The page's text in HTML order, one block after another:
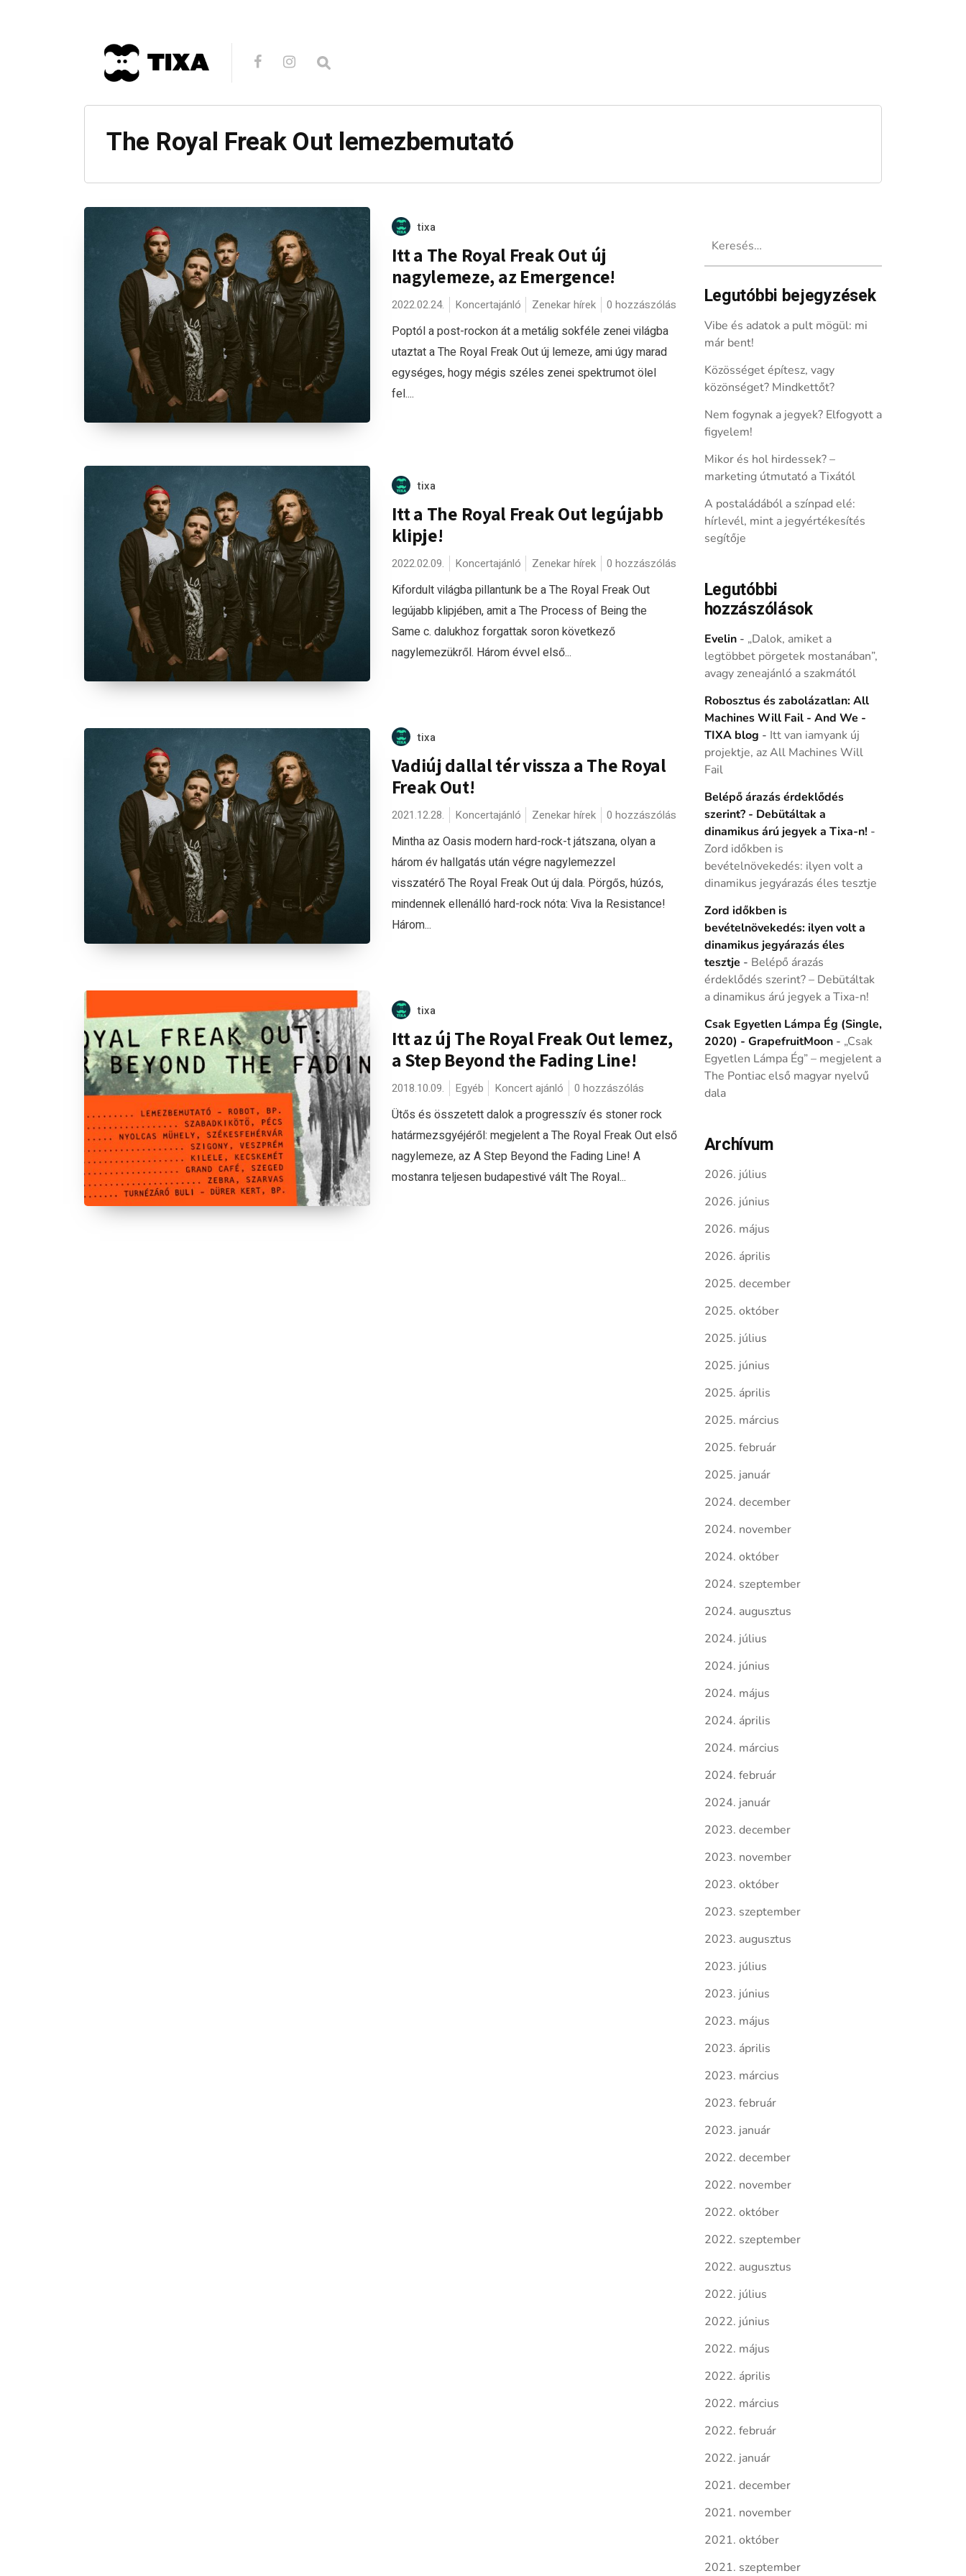
The Royal Freak Out lemezbemutató
tixa
Itt a The Royal Freak Out új
nagylemeze, az Emergence!
2022.02.24. Koncertajánló Zenekar hírek 0 hozzászólás
Poptól a post-rockon át a metálig sokféle zenei világba
utaztat a The Royal Freak Out új lemeze, ami úgy marad
egységes, hogy mégis széles zenei spektrumot ölel
fel....
tixa
Itt a The Royal Freak Out legújabb
klipje!
2022.02.09. Koncertajánló Zenekar hírek 0 hozzászólás
Kifordult világba pillantunk be a The Royal Freak Out
legújabb klipjében, amit a The Process of Being the
Same c. dalukhoz forgattak soron következő
nagylemezükről. Három évvel első...
tixa
Vadiúj dallal tér vissza a The Royal
Freak Out!
2021.12.28. Koncertajánló Zenekar hírek 0 hozzászólás
Mintha az Oasis modern hard-rock-t játszana, olyan a
három év hallgatás után végre nagylemezzel
visszatérő The Royal Freak Out új dala. Pörgős, húzós,
mindennek ellenálló hard-rock nóta: Viva la Resistance!
Három...
tixa
Itt az új The Royal Freak Out lemez,
a Step Beyond the Fading Line!
2018.10.09. Egyéb Koncert ajánló 0 hozzászólás
Ütős és összetett dalok a progresszív és stoner rock
határmezsgyéjéről: megjelent a The Royal Freak Out első
nagylemeze, az A Step Beyond the Fading Line! A
mostanra teljesen budapestivé vált The Royal...
Legutóbbi bejegyzések
Vibe és adatok a pult mögül: mi
már bent!
Közösséget építesz, vagy
közönséget? Mindkettőt?
Nem fogynak a jegyek? Elfogyott a
figyelem!
Mikor és hol hirdessek? –
marketing útmutató a Tixától
A postaládából a színpad elé:
hírlevél, mint a jegyértékesítés
segítője
Legutóbbi
hozzászólások
Evelin- „Dalok, amiket a
legtöbbet pörgetek mostanában”,
avagy zeneajánló a szakmától
Robosztus és zabolázatlan: All
Machines Will Fail - And We -
TIXA blog - Itt van iamyank új
projektje, az All Machines Will
Fail
Belépő árazás érdeklődés
szerint? - Debütáltak a
dinamikus árú jegyek a Tixa-n! -
Zord időkben is
bevételnövekedés: ilyen volt a
dinamikus jegyárazás éles tesztje
Zord időkben is
bevételnövekedés: ilyen volt a
dinamikus jegyárazás éles
tesztje - Belépő árazás
érdeklődés szerint? – Debütáltak
a dinamikus árú jegyek a Tixa-n!
Csak Egyetlen Lámpa Ég (Single,
2020) - GrapefruitMoon- „Csak
Egyetlen Lámpa Ég” – megjelent a
The Pontiac első magyar nyelvű
dala
Archívum
2026. július
2026. június
2026. május
2026. április
2025. december
2025. október
2025. július
2025. június
2025. április
2025. március
2025. február
2025. január
2024. december
2024. november
2024. október
2024. szeptember
2024. augusztus
2024. július
2024. június
2024. május
2024. április
2024. március
2024. február
2024. január
2023. december
2023. november
2023. október
2023. szeptember
2023. augusztus
2023. július
2023. június
2023. május
2023. április
2023. március
2023. február
2023. január
2022. december
2022. november
2022. október
2022. szeptember
2022. augusztus
2022. július
2022. június
2022. május
2022. április
2022. március
2022. február
2022. január
2021. december
2021. november
2021. október
2021. szeptember